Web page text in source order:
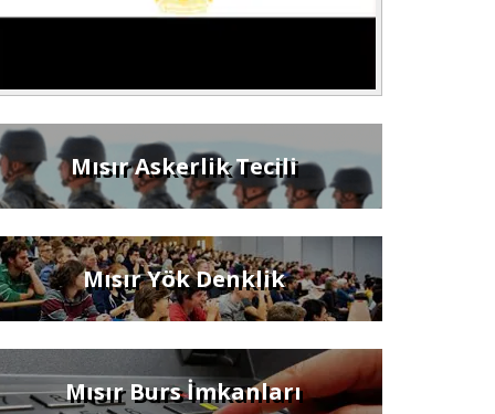
Mısır Askerlik Tecili
Mısır Yök Denklik
Mısır Burs İmkanları